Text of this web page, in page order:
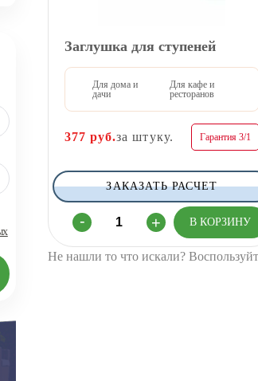
Заглушка для ступеней
Для дома и
дачи
Для кафе и
ресторанов
377 руб.за штуку. Гарантия 3/1
ЗАКАЗАТЬ РАСЧЕТ